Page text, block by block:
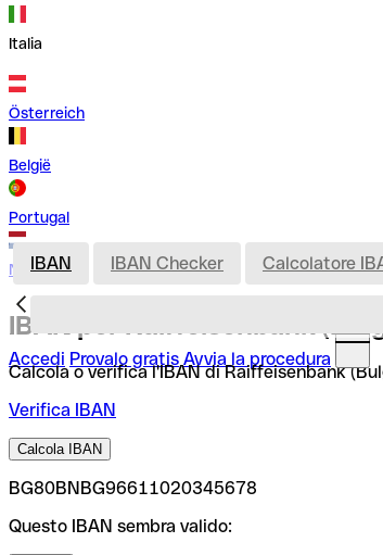
Italia
Österreich
België
Portugal
Nederland
Accedi Provalo gratis Avvia la procedura
IBAN IBAN Checker Calcolatore
IBAN per Raiffeisenbank
Calcola o verifica l'IBAN di Raiffeisenbank
Verifica IBAN
Calcola IBAN
BG80BNBG96611020345678
Questo IBAN sembra valido: